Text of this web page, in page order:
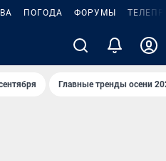
ПОГОДА ФОРУМЫ
Главные тренды осени